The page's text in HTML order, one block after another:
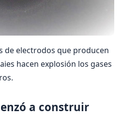
de electrodos que producen
hacen explosión los gases
a construir